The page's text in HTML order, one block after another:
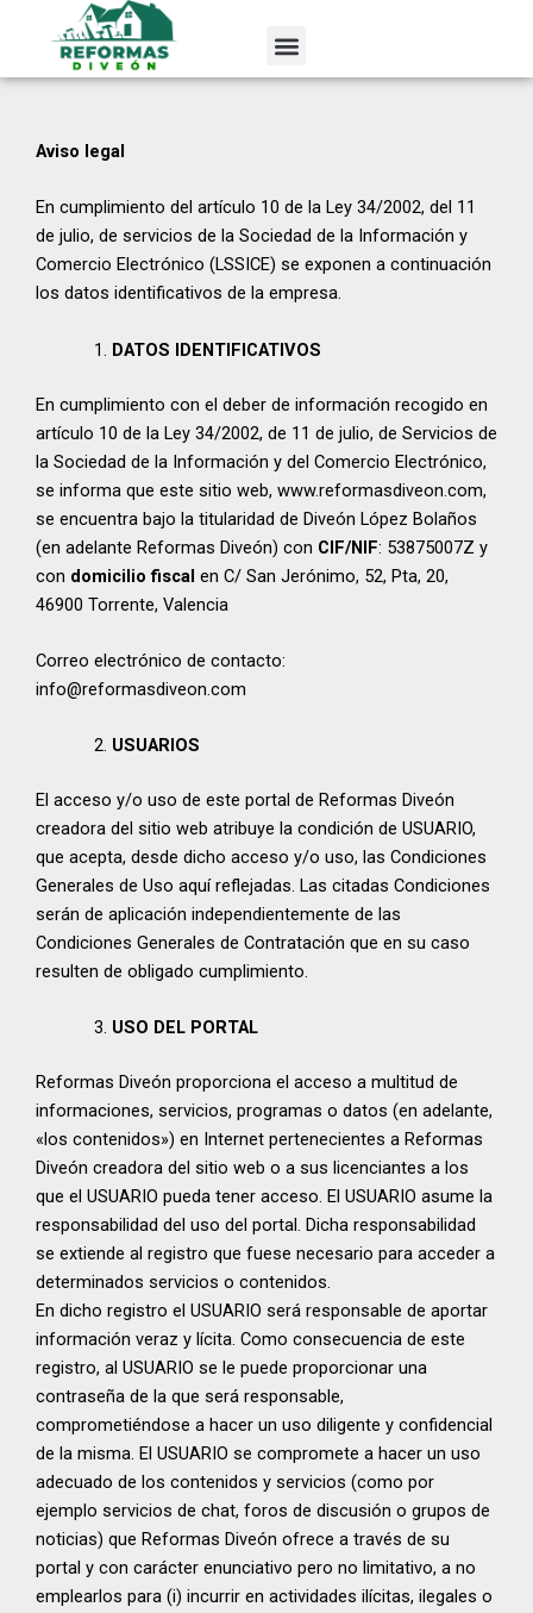
contenido
Aviso legal
En cumplimiento del artículo 10 de la Ley 34/2002, del 11
de julio, de servicios de la Sociedad de la Información y
Comercio Electrónico (LSSICE) se exponen a continuación
los datos identificativos de la empresa.
DATOS IDENTIFICATIVOS
En cumplimiento con el deber de información recogido en
artículo 10 de la Ley 34/2002, de 11 de julio, de Servicios de
la Sociedad de la Información y del Comercio Electrónico,
se informa que este sitio web, www.reformasdiveon.com,
se encuentra bajo la titularidad de Diveón López Bolaños
(en adelante Reformas Diveón) con CIF/NIF: 53875007Z y
con domicilio fiscal en C/ San Jerónimo, 52, Pta, 20,
46900 Torrente, Valencia
Correo electrónico de contacto:
info@reformasdiveon.com
USUARIOS
El acceso y/o uso de este portal de Reformas Diveón
creadora del sitio web atribuye la condición de USUARIO,
que acepta, desde dicho acceso y/o uso, las Condiciones
Generales de Uso aquí reflejadas. Las citadas Condiciones
serán de aplicación independientemente de las
Condiciones Generales de Contratación que en su caso
resulten de obligado cumplimiento.
USO DEL PORTAL
Reformas Diveón proporciona el acceso a multitud de
informaciones, servicios, programas o datos (en adelante,
«los contenidos») en Internet pertenecientes a Reformas
Diveón creadora del sitio web o a sus licenciantes a los
que el USUARIO pueda tener acceso. El USUARIO asume la
responsabilidad del uso del portal. Dicha responsabilidad
se extiende al registro que fuese necesario para acceder a
determinados servicios o contenidos.
En dicho registro el USUARIO será responsable de aportar
información veraz y lícita. Como consecuencia de este
registro, al USUARIO se le puede proporcionar una
contraseña de la que será responsable,
comprometiéndose a hacer un uso diligente y confidencial
de la misma. El USUARIO se compromete a hacer un uso
adecuado de los contenidos y servicios (como por
ejemplo servicios de chat, foros de discusión o grupos de
noticias) que Reformas Diveón ofrece a través de su
portal y con carácter enunciativo pero no limitativo, a no
emplearlos para (i) incurrir en actividades ilícitas, ilegales o